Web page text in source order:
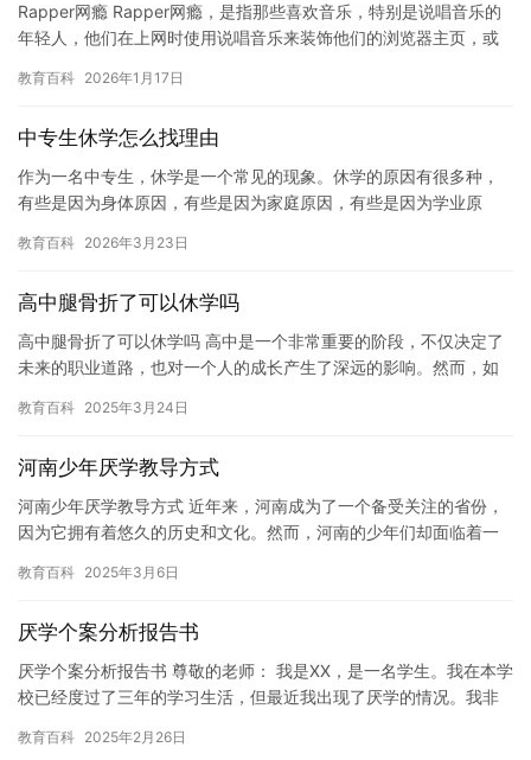
Rapper网瘾 Rapper网瘾，是指那些喜欢音乐，特别是说唱音乐的
年轻人，他们在上网时使用说唱音乐来装饰他们的浏览器主页，或
教育百科 2026年1月17日
中专生休学怎么找理由
作为一名中专生，休学是一个常见的现象。休学的原因有很多种，
有些是因为身体原因，有些是因为家庭原因，有些是因为学业原
是一些…
教育百科 2026年3月23日
高中腿骨折了可以休学吗
高中腿骨折了可以休学吗 高中是一个非常重要的阶段，不仅决定了
未来的职业道路，也对一个人的成长产生了深远的影响。然而，如
以休…
教育百科 2025年3月24日
河南少年厌学教导方式
河南少年厌学教导方式 近年来，河南成为了一个备受关注的省份，
因为它拥有着悠久的历史和文化。然而，河南的少年们却面临着一
力…
教育百科 2025年3月6日
厌学个案分析报告书
厌学个案分析报告书 尊敬的老师： 我是XX，是一名学生。我在本学
校已经度过了三年的学习生活，但最近我出现了厌学的情况。我非
教育百科 2025年2月26日